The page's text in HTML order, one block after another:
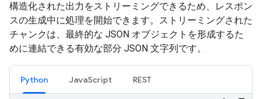
構造化された出力をストリーミングできるため、レスポン
スの生成中に処理を開始できます。ストリーミングされた
チャンクは、最終的な JSON オブジェクトを形成するた
めに連結できる有効な部分 JSON 文字列です。
Python JavaScript REST